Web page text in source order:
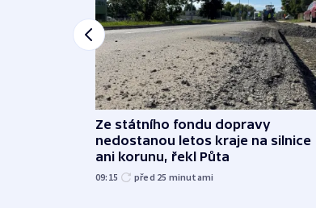
Ze státního fondu dopravy
nedostanou letos kraje na silnice
ani korunu, řekl Půta
09:15 před 25 minutami